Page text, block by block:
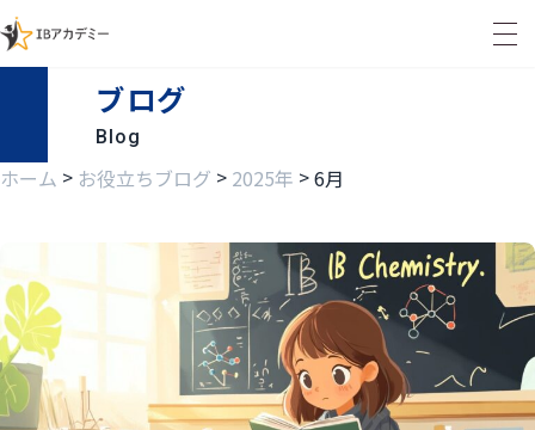
ブログ
Blog
ホーム > お役立ちブログ > 2025年 >6月